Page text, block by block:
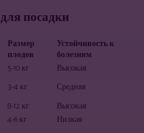
посадки
Размер
плодов
Устойчивость к
болезням
5-10 кг
Высокая
3-4 кг
Средняя
8-12 кг
Высокая
4-6 кг
Низкая